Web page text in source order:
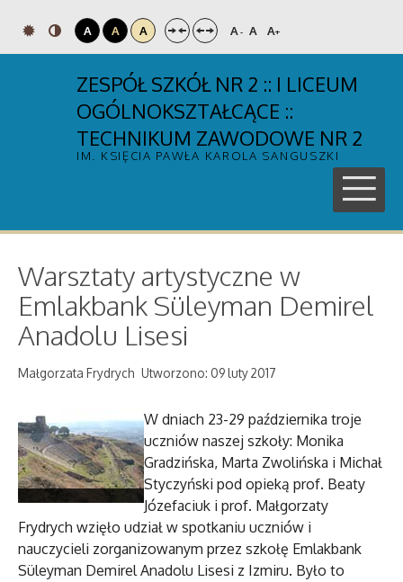
A A A A- A A+
ZESPÓŁ SZKÓŁ NR 2 :: I LICEUM
OGÓLNOKSZTAŁCĄCE ::
TECHNIKUM ZAWODOWE NR 2
IM. KSIĘCIA PAWŁA KAROLA SANGUSZKI
Warsztaty artystyczne w
Emlakbank Süleyman Demirel
Anadolu Lisesi
Małgorzata Frydrych Utworzono: 09 luty 2017
W dniach 23-29 października troje
uczniów naszej szkoły: Monika
Gradzińska, Marta Zwolińska i Michał
Styczyński pod opieką prof. Beaty
Józefaciuk i prof. Małgorzaty
Frydrych wzięło udział w spotkaniu uczniów i
nauczycieli zorganizowanym przez szkołę Emlakbank
Süleyman Demirel Anadolu Lisesi z Izmiru. Było to